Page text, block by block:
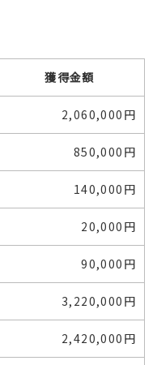
獲得金額
2,060,000円
850,000円
140,000円
20,000円
90,000円
3,220,000円
2,420,000円